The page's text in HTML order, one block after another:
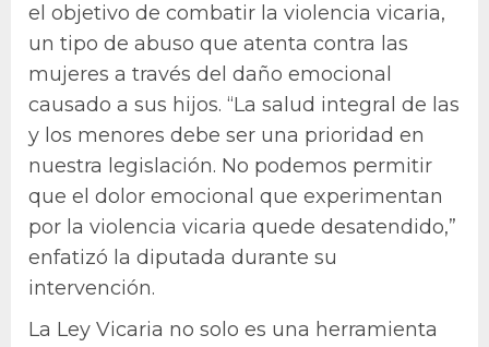
el objetivo de combatir la violencia vicaria,
un tipo de abuso que atenta contra las
mujeres a través del daño emocional
causado a sus hijos. “La salud integral de las
y los menores debe ser una prioridad en
nuestra legislación. No podemos permitir
que el dolor emocional que experimentan
por la violencia vicaria quede desatendido,”
enfatizó la diputada durante su
intervención.
La Ley Vicaria no solo es una herramienta